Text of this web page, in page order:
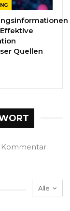
Quellen
Kommentar
Alle